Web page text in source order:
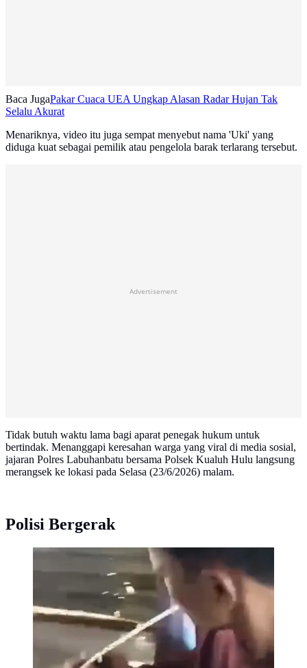
Baca JugaPakar Cuaca UEA Ungkap Alasan Radar Hujan Tak
Selalu Akurat
Menariknya, video itu juga sempat menyebut nama 'Uki' yang
diduga kuat sebagai pemilik atau pengelola barak terlarang tersebut.
Advertisement
Tidak butuh waktu lama bagi aparat penegak hukum untuk
bertindak. Menanggapi keresahan warga yang viral di media sosial,
jajaran Polres Labuhanbatu bersama Polsek Kualuh Hulu langsung
merangsek ke lokasi pada Selasa (23/6/2026) malam.
Polisi Bergerak
Video yang direkam emak-emak terkait dugaan barak